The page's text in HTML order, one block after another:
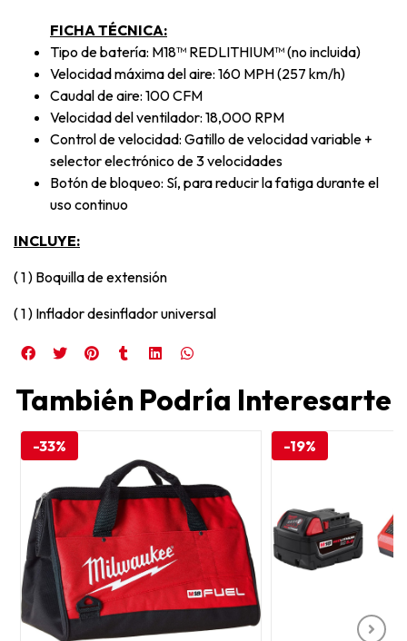
FICHA TÉCNICA:
Tipo de batería: M18™ REDLITHIUM™ (no incluida)
Velocidad máxima del aire: 160 MPH (257 km/h)
Caudal de aire: 100 CFM
Velocidad del ventilador: 18,000 RPM
Control de velocidad: Gatillo de velocidad variable +
selector electrónico de 3 velocidades
Botón de bloqueo: Sí, para reducir la fatiga durante el
uso continuo
INCLUYE:
( 1 ) Boquilla de extensión
( 1 ) Inflador desinflador universal
También Podría Interesarte
-33% -19%